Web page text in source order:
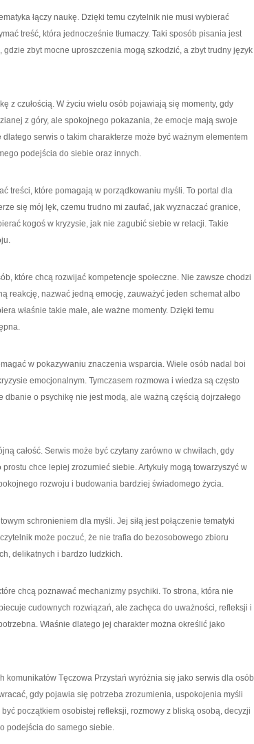
łączy naukę. Dzięki temu czytelnik nie musi wybierać
treść, która jednocześnie tłumaczy. Taki sposób pisania jest
zbyt mocne uproszczenia mogą szkodzić, a zbyt trudny język
z czułością. W życiu wielu osób pojawiają się momenty, gdy
z góry, ale spokojnego pokazania, że emocje mają swoje
serwis o takim charakterze może być ważnym elementem
podejścia do siebie oraz innych.
treści, które pomagają w porządkowaniu myśli. To portal dla
się mój lęk, czemu trudno mi zaufać, jak wyznaczać granice,
kogoś w kryzysie, jak nie zagubić siebie w relacji. Takie
które chcą rozwijać kompetencje społeczne. Nie zawsze chodzi
reakcję, nazwać jedną emocję, zauważyć jeden schemat albo
właśnie takie małe, ale ważne momenty. Dzięki temu
w pokazywaniu znaczenia wsparcia. Wiele osób nadal boi
emocjonalnym. Tymczasem rozmowa i wiedza są często
o psychikę nie jest modą, ale ważną częścią dojrzałego
całość. Serwis może być czytany zarówno w chwilach, gdy
chce lepiej zrozumieć siebie. Artykuły mogą towarzyszyć w
rozwoju i budowania bardziej świadomego życia.
schronieniem dla myśli. Jej siłą jest połączenie tematyki
może poczuć, że nie trafia do bezosobowego zbioru
delikatnych i bardzo ludzkich.
chcą poznawać mechanizmy psychiki. To strona, która nie
cudownych rozwiązań, ale zachęca do uważności, refleksji i
Właśnie dlatego jej charakter można określić jako
komunikatów Tęczowa Przystań wyróżnia się jako serwis dla osób
gdy pojawia się potrzeba zrozumienia, uspokojenia myśli
początkiem osobistej refleksji, rozmowy z bliską osobą, decyzji
podejścia do samego siebie.